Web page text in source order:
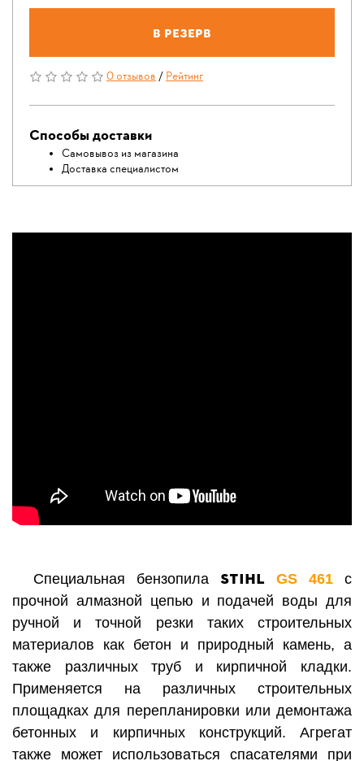
В резерв
0 отзывов/Рейтинг
Способы доставки
Самовывоз из магазина
Доставка специалистом
Специальная бензопила STIHL GS 461 с
прочной алмазной цепью и подачей воды для
ручной и точной резки таких строительных
материалов как бетон и природный камень, а
также различных труб и кирпичной кладки.
Применяется на различных строительных
площадках для перепланировки или демонтажа
бетонных и кирпичных конструкций. Агрегат
также может использоваться спасателями при